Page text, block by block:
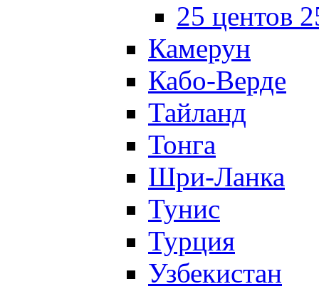
25 центов
Камерун
Кабо-Верде
Тайланд
Тонга
Шри-Ланка
Тунис
Турция
Узбекистан